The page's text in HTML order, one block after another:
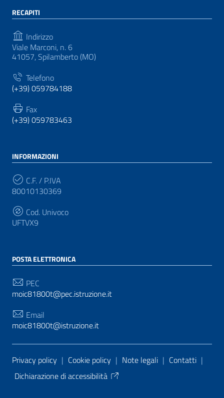
RECAPITI
Indirizzo
Viale Marconi, n. 6
41057, Spilamberto (MO)
Telefono
(+39) 059784188
Fax
(+39) 059783463
INFORMAZIONI
C.F. / P.IVA
80010130369
Cod. Univoco
UFTVX9
POSTA ELETTRONICA
PEC
moic81800t@pec.istruzione.it
Email
moic81800t@istruzione.it
Sezione Link Utili
Privacy policy | Cookie policy | Note legali | Contatti |
Dichiarazione di accessibilità